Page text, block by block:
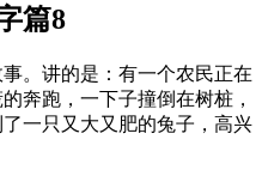
篇8
。讲的是：有一个农民正在
奔跑，一下子撞倒在树桩，
一只又大又肥的兔子，高兴